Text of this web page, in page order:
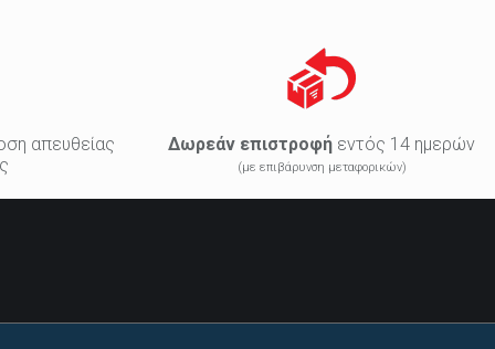
απευθείας
Δωρεάν επιστροφή εντός 14 ημερών
(με επιβάρυνση μεταφορικών)